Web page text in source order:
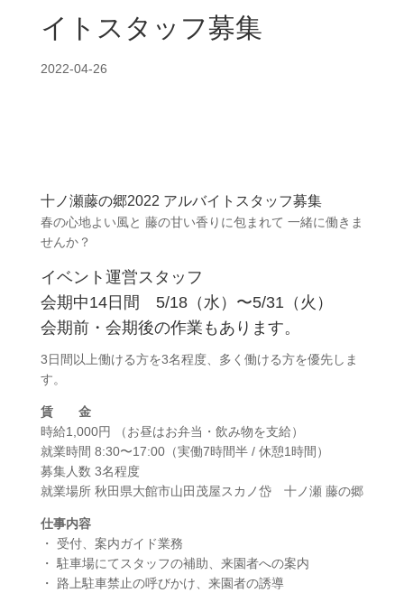
イトスタッフ募集
2022-04-26
十ノ瀬藤の郷2022 アルバイトスタッフ募集
春の心地よい風と 藤の甘い香りに包まれて 一緒に働きま
せんか？
イベント運営スタッフ
会期中14日間 5/18（水）〜5/31（火）
会期前・会期後の作業もあります。
3日間以上働ける方を3名程度、多く働ける方を優先しま
す。
賃 金
時給1,000円 （お昼はお弁当・飲み物を支給）
就業時間 8:30〜17:00（実働7時間半 / 休憩1時間）
募集人数 3名程度
就業場所 秋田県大館市山田茂屋スカノ岱 十ノ瀬 藤の郷
仕事内容
・ 受付、案内ガイド業務
・ 駐車場にてスタッフの補助、来園者への案内
・ 路上駐車禁止の呼びかけ、来園者の誘導